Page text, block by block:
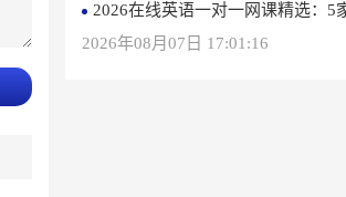
2026在线英语一对一网课精选：5家优质机
2026年08月07日 17:01:16